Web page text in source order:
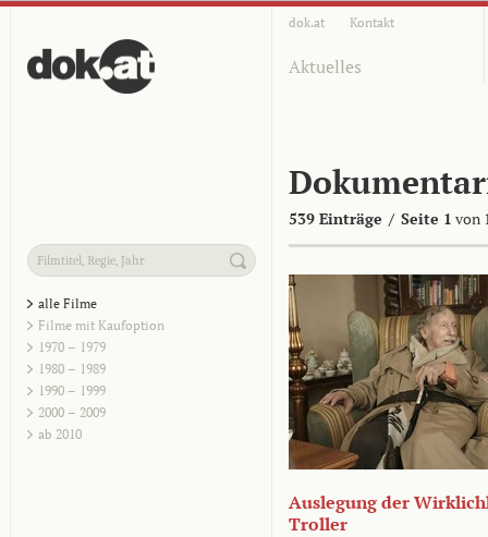
dok.at Kontakt
Aktuelles
539 Einträge / Seite 1 von
alle Filme
Filme mit Kaufoption
1970 – 1979
1980 – 1989
1990 – 1999
2000 – 2009
ab 2010
Auslegung der
Troller